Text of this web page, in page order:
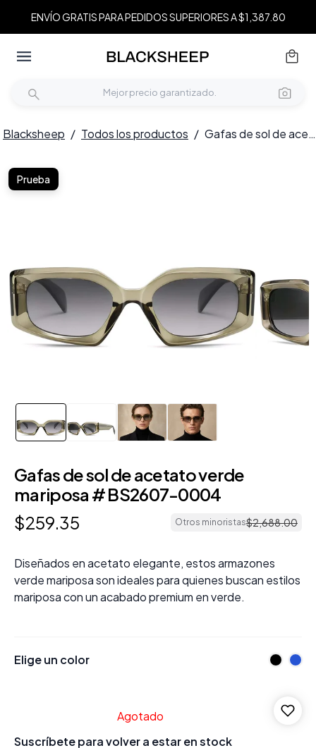
ENVÍO GRATIS PARA PEDIDOS SUPERIORES A $1,387.80
Blacksheep / Todos los productos / Gafas de sol de acetato verde mariposa # BS2607-0004
Prueba
Gafas de sol de acetato verde
mariposa # BS2607-0004
$259.35 Otros minoristas$2,688.00
Diseñados en acetato elegante, estos armazones
verde mariposa son ideales para quienes buscan estilos
mariposa con un acabado premium en verde.
Elige un color
Agotado
Suscríbete para volver a estar en stock